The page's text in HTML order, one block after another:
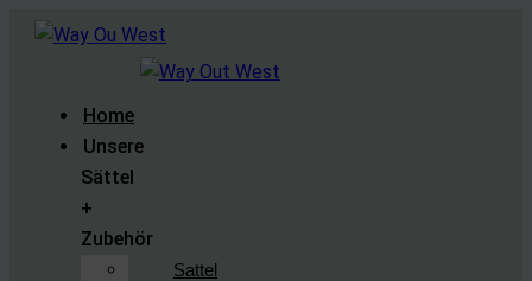
Home
Unsere
Sättel
+
Zubehör
Sattel